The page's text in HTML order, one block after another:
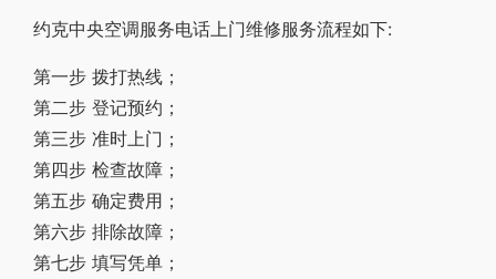
约克中央空调服务电话上门维修服务流程如下:
第一步 拨打热线；
第二步 登记预约；
第三步 准时上门；
第四步 检查故障；
第五步 确定费用；
第六步 排除故障；
第七步 填写凭单；